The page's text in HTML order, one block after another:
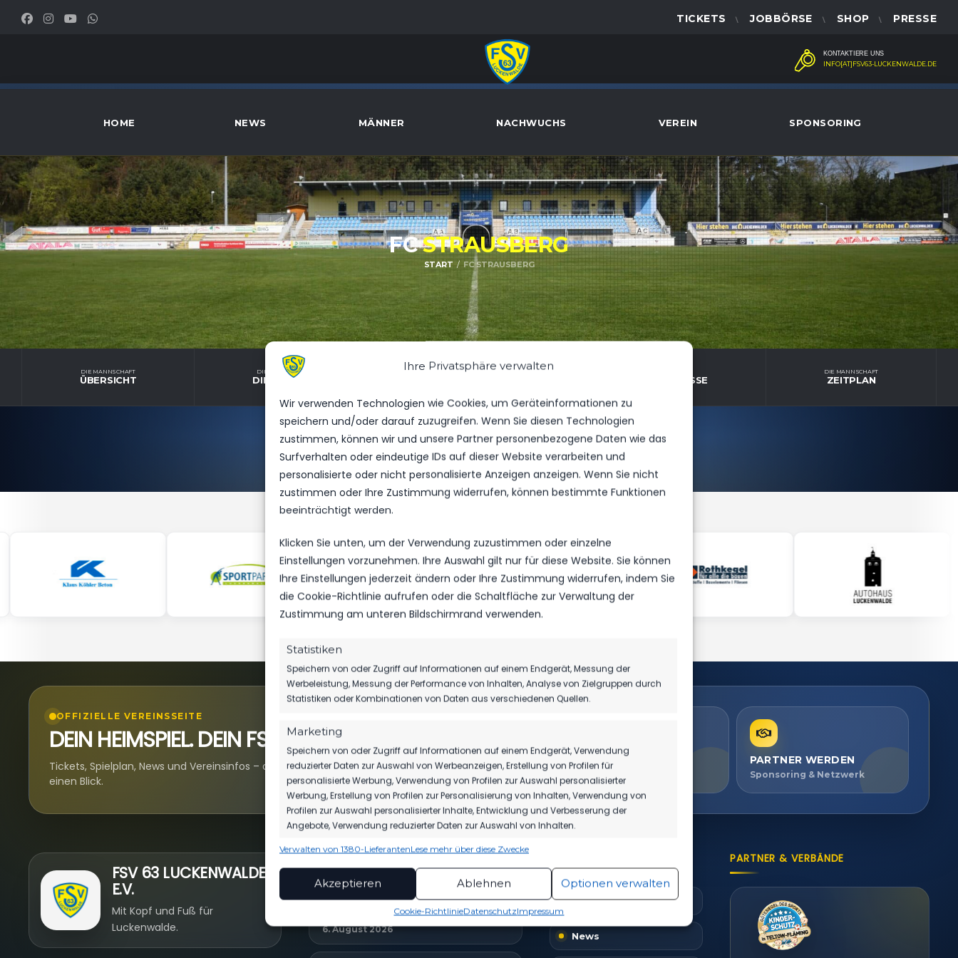
Ihre Privatsphäre verwalten
Wir verwenden Technologien wie Cookies, um Geräteinformationen zu
speichern und/oder darauf zuzugreifen. Wenn Sie diesen Technologien
zustimmen, können wir und unsere Partner personenbezogene Daten wie das
Surfverhalten oder eindeutige IDs auf dieser Website verarbeiten und
personalisierte oder nicht personalisierte Anzeigen anzeigen. Wenn Sie nicht
zustimmen oder Ihre Zustimmung widerrufen, können bestimmte Funktionen
beeinträchtigt werden.
Klicken Sie unten, um der Verwendung zuzustimmen oder einzelne
Einstellungen vorzunehmen. Ihre Auswahl gilt nur für diese Website. Sie können
Ihre Einstellungen jederzeit ändern oder Ihre Zustimmung widerrufen, indem Sie
die Cookie-Richtlinie aufrufen oder die Schaltfläche zur Verwaltung der
Zustimmung am unteren Bildschirmrand verwenden.
Statistiken
Speichern von oder Zugriff auf Informationen auf einem Endgerät, Messung der
Werbeleistung, Messung der Performance von Inhalten, Analyse von Zielgruppen durch
Statistiken oder Kombinationen von Daten aus verschiedenen Quellen.
Marketing
Speichern von oder Zugriff auf Informationen auf einem Endgerät, Verwendung
reduzierter Daten zur Auswahl von Werbeanzeigen, Erstellung von Profilen für
personalisierte Werbung, Verwendung von Profilen zur Auswahl personalisierter
Werbung, Erstellung von Profilen zur Personalisierung von Inhalten, Verwendung von
Profilen zur Auswahl personalisierter Inhalte, Entwicklung und Verbesserung der
Angebote, Verwendung reduzierter Daten zur Auswahl von Inhalten.
Funktionen
Abgleichung und Kombination von Daten aus unterschiedlichen Quellen,
Verknüpfung verschiedener Endgeräte, Identifikation von Endgeräten
anhand automatisch übermittelter Informationen.
Gewährleistung der Sicherheit, Verhinderung und
Aufdeckung von Betrug und Fehlerbehebung,
Verwalten von 1380-LieferantenLese mehr über diese Zwecke
Akzeptieren Ablehnen Optionen verwalten
Cookie-RichtlinieDatenschutzImpressum
TICKETS JOBBÖRSE SHOP PRESSE
KONTAKTIERE UNS
INFO[AT]FSV63-LUCKENWALDE.DE
HOME NEWS MÄNNER NACHWUCHS VEREIN SPONSORING
FCSTRAUSBERG
START FC STRAUSBERG
DIE MANNSCHAFT
ÜBERSICHT
DIE MANNSCHAFT
DIENSTPLAN
DIE MANNSCHAFT
NEUSTE ERGEBNISSE
DIE MANNSCHAFT
ZEITPLAN
OFFIZIELLE VEREINSSEITE
DEIN HEIMSPIEL. DEIN FSV.
Tickets, Spielplan, News und Vereinsinfos – alles kompakt auf
einen Blick.
TICKETS
Eintrittspreise & Spieltag
SPIELPLAN
Nächste Partien ansehen
PARTNER WERDEN
Sponsoring & Netzwerk
FSV 63 LUCKENWALDE
E.V.
Mit Kopf und Fuß für
Luckenwalde.
NEUESTE NACHRICHTEN
MBS VERLÄNGERT SEIN SPONSORING
6. August 2026
Home
News
PARTNER & VERBÄNDE